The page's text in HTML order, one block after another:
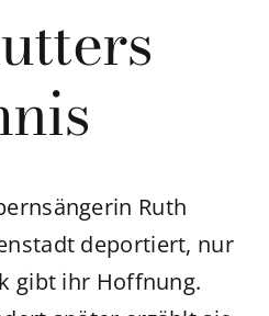
Ruth
deportiert, nur
gibt ihr Hoffnung.